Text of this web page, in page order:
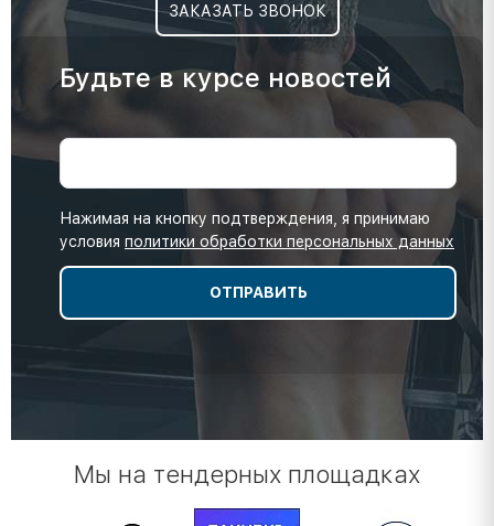
ЗАКАЗАТЬ ЗВОНОК
Будьте в курсе новостей
Нажимая на кнопку подтверждения, я принимаю
условия политики обработки персональных данных
Мы на тендерных площадках